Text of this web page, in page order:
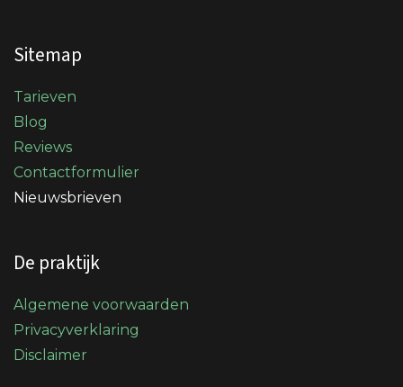
Sitemap
Tarieven
Blog
Reviews
Contactformulier
Nieuwsbrieven
De praktijk
Algemene voorwaarden
Privacyverklaring
Disclaimer